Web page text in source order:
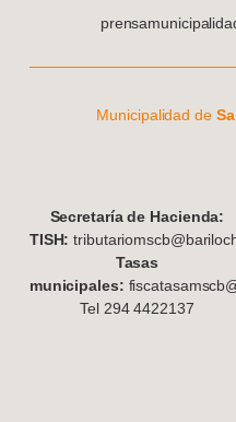
Municipalidad de
Secretaría de Hacienda:
TISH:
Tasas
municipales:
Tel 294 4422137